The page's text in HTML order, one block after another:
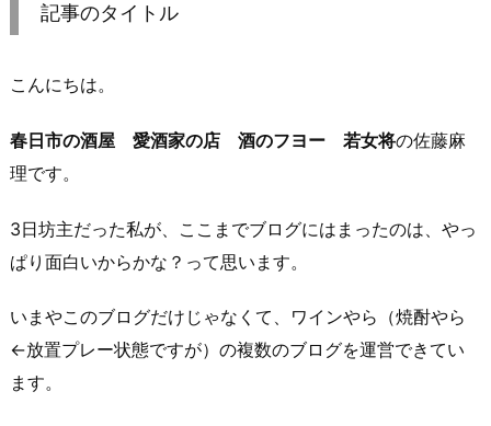
記事のタイトル
こんにちは。
春日市の酒屋 愛酒家の店 酒のフヨー 若女将の佐藤麻
理です。
3日坊主だった私が、ここまでブログにはまったのは、やっ
ぱり面白いからかな？って思います。
いまやこのブログだけじゃなくて、ワインやら（焼酎やら
←放置プレー状態ですが）の複数のブログを運営できてい
ます。